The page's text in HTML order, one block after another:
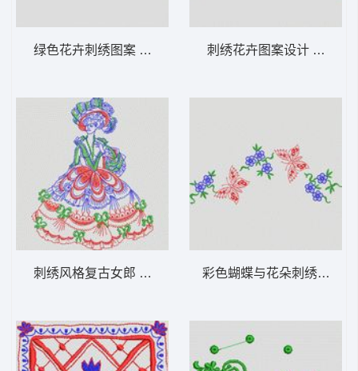
绿色花卉刺绣图案 植物花型
刺绣风格复古女郎 植物花型
刺绣花卉图案设计 植物花
彩色蝴蝶与花朵刺绣图案